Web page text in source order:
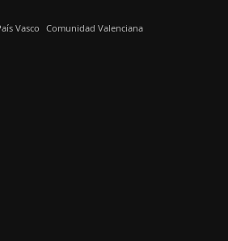
Vasco Comunidad Valenciana